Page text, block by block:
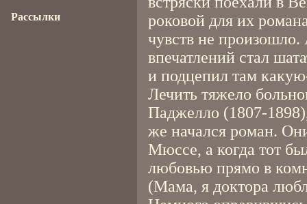
роковой для их
чувств не
впечатлений стал
и подцепил там
Лечить тяжело
Паджелло (1807-
же начался роман.
Мюссе, а когда тот
любовью прямо в
(Мама, я доктора
Рассылки